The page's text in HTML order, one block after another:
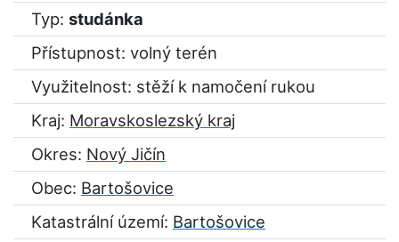
Typ: studánka
Přístupnost: volný terén
Využitelnost: stěží k namočení rukou
Kraj: Moravskoslezský kraj
Okres: Nový Jičín
Obec: Bartošovice
Katastrální území: Bartošovice